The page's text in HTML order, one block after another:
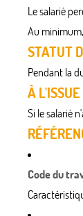
Le salarié
Au
STATUT
Pendant la
À
Si le salarié
Code du